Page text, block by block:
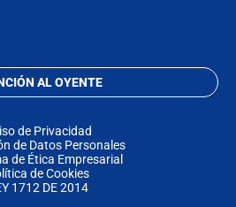
AL OYENTE
de Privacidad
de Datos Personales
de Ética Empresarial
de Cookies
1712 DE 2014